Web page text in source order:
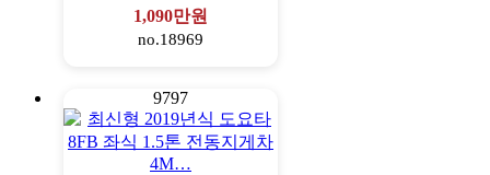
1,090만원
no.18969
9797